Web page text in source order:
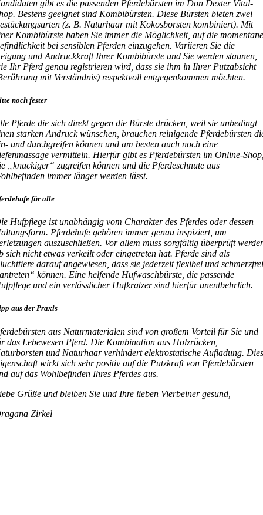
gibt es die passenden Pferdebürsten im Don Dexter Vital-
Bestens geeignet sind Kombibürsten. Diese Bürsten bieten zwei
(z. B. Naturhaar mit Kokosborsten kombiniert). Mit
Kombibürste haben Sie immer die Möglichkeit, auf die
bei sensiblen Pferden einzugehen. Variieren Sie die
und Andruckkraft Ihrer Kombibürste und Sie werden staunen,
Ihr Pferd genau registrieren wird, dass sie ihm in Ihrer Putzabsicht
mit Verständnis) respektvoll entgegenkommen möchten.
noch fester
Pferde die sich direkt gegen die Bürste drücken, weil sie unbedingt
starken Andruck wünschen, brauchen reinigende Pferdebürsten
und durchgreifen können und am besten auch noch eine
vermitteln. Hierfür gibt es Pferdebürsten im Online-
„knackiger“ zugreifen können und die Pferdeschnute aus
immer länger werden lässt.
für alle
Hufpflege ist unabhängig vom Charakter des Pferdes oder dessen
Pferdehufe gehören immer genau inspiziert, um
auszuschließen. Vor allem muss sorgfältig überprüft
sich nicht etwas verkeilt oder eingetreten hat. Pferde sind als
darauf angewiesen, dass sie jederzeit flexibel und
können. Eine helfende Hufwaschbürste, die passende
und ein verlässlicher Hufkratzer sind hierfür unentbehrlich.
aus der Praxis
aus Naturmaterialen sind von großem Vorteil für Sie und
das Lebewesen Pferd. Die Kombination aus Holzrücken,
und Naturhaar verhindert elektrostatische Aufladung.
wirkt sich sehr positiv auf die Putzkraft von Pferdebürsten
auf das Wohlbefinden Ihres Pferdes aus.
Grüße und bleiben Sie und Ihre lieben Vierbeiner gesund,
Zirkel